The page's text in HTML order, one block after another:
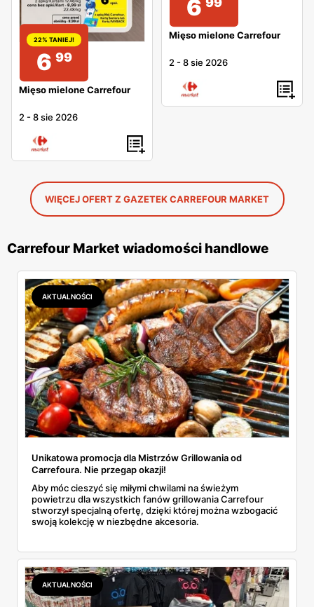
22% TANIEJ!
6 99
Mięso mielone Carrefour
2 -8 sie 2026
6
Mięso mielone Carrefour
2 -8 sie 2026
WIĘCEJ OFERT Z GAZETEK CARREFOUR MARKET
Carrefour Market wiadomości handlowe
AKTUALNOŚCI
Unikatowa promocja dla Mistrzów Grillowania od
Carrefoura. Nie przegap okazji!
Aby móc cieszyć się miłymi chwilami na świeżym
powietrzu dla wszystkich fanów grillowania Carrefour
stworzył specjalną ofertę, dzięki której można wzbogacić
swoją kolekcję w niezbędne akcesoria.
AKTUALNOŚCI